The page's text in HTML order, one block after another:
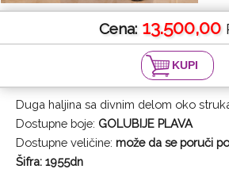
Cena: 13.500,00
Duga haljina sa divnim delom oko
Dostupne boje: GOLUBIJE PLAVA
Dostupne veličine: može da se poruči
Šifra: 1955dn